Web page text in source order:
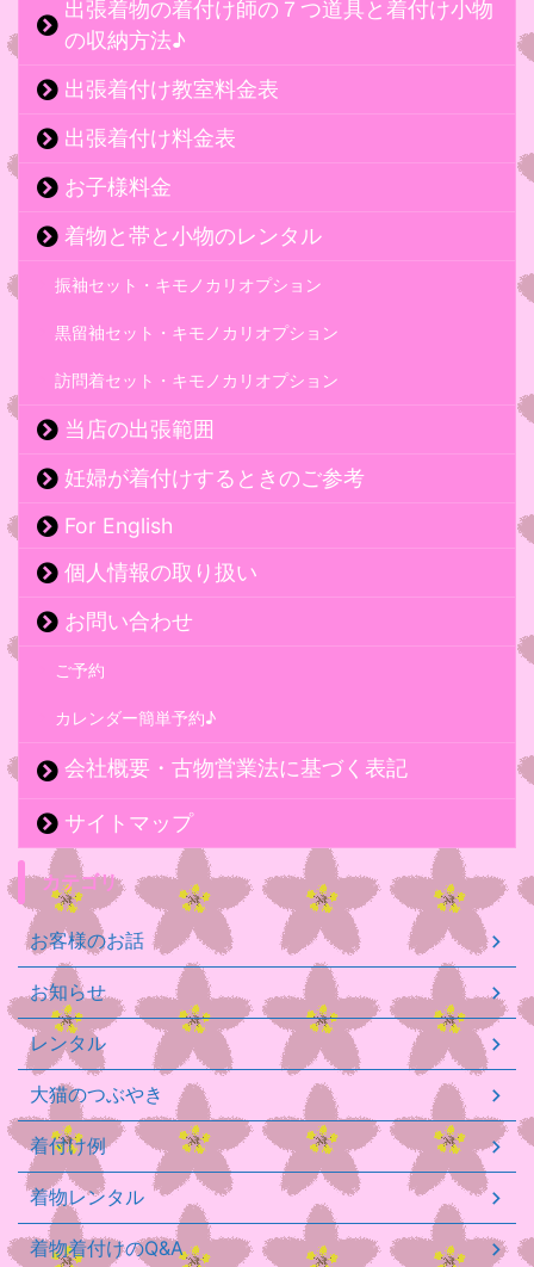
出張着物の着付け師の７つ道具と着付け小物
の収納方法♪
出張着付け教室料金表
出張着付け料金表
お子様料金
着物と帯と小物のレンタル
振袖セット・キモノカリオプション
黒留袖セット・キモノカリオプション
訪問着セット・キモノカリオプション
当店の出張範囲
妊婦が着付けするときのご参考
For English
個人情報の取り扱い
お問い合わせ
ご予約
カレンダー簡単予約♪
会社概要・古物営業法に基づく表記
サイトマップ
カテゴリ
お客様のお話
お知らせ
レンタル
大猫のつぶやき
着付け例
着物レンタル
着物着付けのQ&A